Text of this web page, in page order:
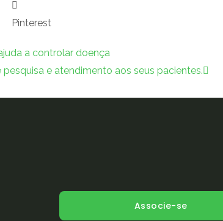
Pinterest
a controlar doença
e atendimento aos seus pacientes.
Associe-se